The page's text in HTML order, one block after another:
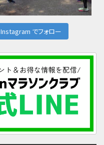
Instagram でフォロー